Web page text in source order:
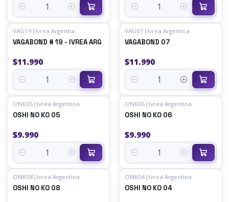
Cantidad Cantidad
VAG19 | Ivrea Argentia
VAGABOND # 19 - IVREA ARG
$11.990
Cantidad
VAG07 | Ivrea Argentica
VAGABOND 07
$11.990
Cantidad
ONK05 | Ivrea Argentina
OSHI NO KO 05
$9.990
Cantidad
ONK06 | Ivrea Argentina
OSHI NO KO 06
$9.990
Cantidad
ONK08 | Ivrea Argentina
OSHI NO KO 08
ONK04 | Ivrea Argentina
OSHI NO KO 04